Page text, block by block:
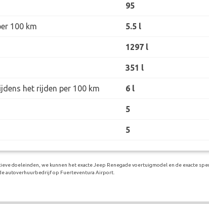
95
100 km 5.5 l
1297 l
351 l
het rijden per 100 km 6 l
5
5
doeleinden, we kunnen het exacte Jeep Renegade voertuigmodel en de exacte
autoverhuurbedrijf op Fuerteventura Airport.